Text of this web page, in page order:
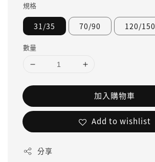
規格
31/35 70/90 120/150
數量
加入購物車
Add to wishlist
分享